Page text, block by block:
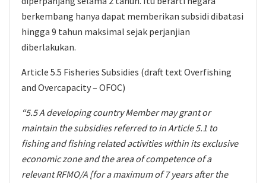
berkembang hanya dapat memberikan subsidi dibatasi
hingga 9 tahun maksimal sejak perjanjian
diberlakukan.
Article 5.5 Fisheries Subsidies (draft text Overfishing
and Overcapacity – OFOC)
“5.5 A developing country Member may grant or
maintain the subsidies referred to in Article 5.1 to
fishing and fishing related activities within its exclusive
economic zone and the area of competence of a
relevant RFMO/A [for a maximum of 7 years after the